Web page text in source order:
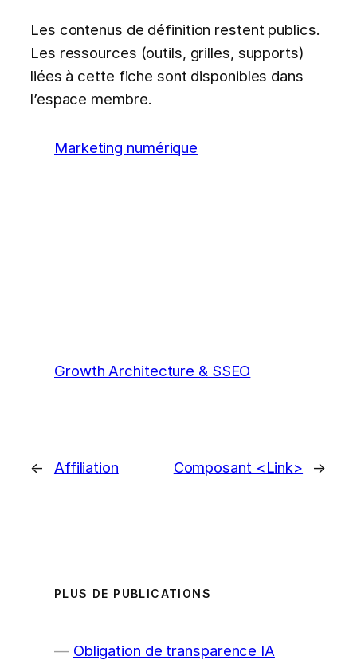
Les contenus de définition restent publics.
Les ressources (outils, grilles, supports)
liées à cette fiche sont disponibles dans
l’espace membre.
Marketing numérique
Growth Architecture & SSEO
← Affiliation Composant <Link> →
PLUS DE PUBLICATIONS
Obligation de transparence IA